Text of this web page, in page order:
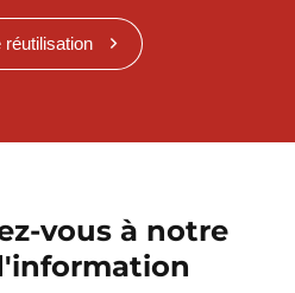
réutilisation
vous à notre